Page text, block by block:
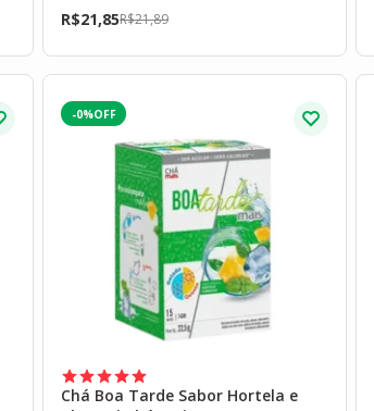
R$21,89
R$21,85
-0%
Chá Boa Tarde Sabor Hortela e